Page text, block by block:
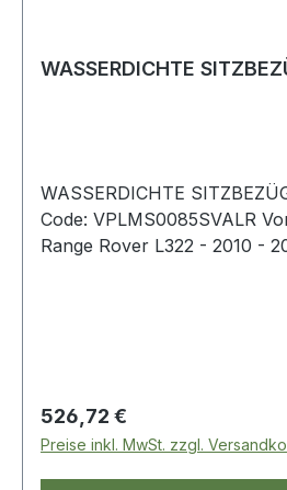
WASSERDICHTE
WASSERDICHTE
Code: VPLMS0085SVALR
Range Rover L322 - 2010 -
Regulärer Preis:
526,72 €
Preise inkl. MwSt. zzgl.